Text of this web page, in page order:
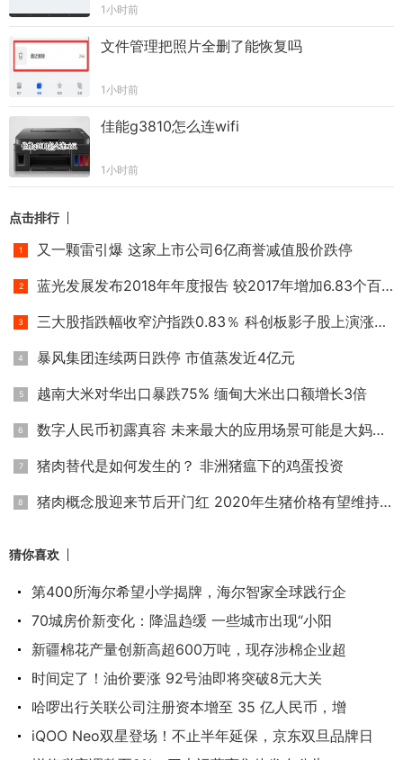
1小时前
文件管理把照片全删了能恢复吗
1小时前
佳能g3810怎么连wifi
1小时前
点击排行
又一颗雷引爆 这家上市公司6亿商誉减值股价跌停
蓝光发展发布2018年年度报告 较2017年增加6.83个百分点
三大股指跌幅收窄沪指跌0.83％ 科创板影子股上演涨停潮
暴风集团连续两日跌停 市值蒸发近4亿元
越南大米对华出口暴跌75% 缅甸大米出口额增长3倍
数字人民币初露真容 未来最大的应用场景可能是大妈买菜
猪肉替代是如何发生的？ 非洲猪瘟下的鸡蛋投资
猪肉概念股迎来节后开门红 2020年生猪价格有望维持高位
猜你喜欢
第400所海尔希望小学揭牌，海尔智家全球践行企
70城房价新变化：降温趋缓 一些城市出现“小阳
新疆棉花产量创新高超600万吨，现存涉棉企业超
时间定了！油价要涨 92号油即将突破8元大关
哈啰出行关联公司注册资本增至 35 亿人民币，增
iQOO Neo双星登场！不止半年延保，京东双旦品牌日